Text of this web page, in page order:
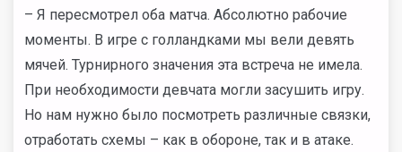
– Я пересмотрел оба матча. Абсолютно рабочие
моменты. В игре с голландками мы вели девять
мячей. Турнирного значения эта встреча не имела.
При необходимости девчата могли засушить игру.
Но нам нужно было посмотреть различные связки,
отработать схемы – как в обороне, так и в атаке.